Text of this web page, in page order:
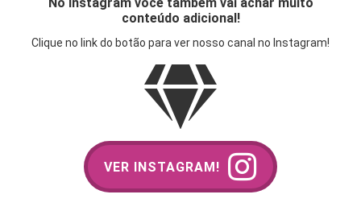
conteúdo adicional!
Clique no link do botão para ver nosso canal no Instagram!
VER INSTAGRAM!